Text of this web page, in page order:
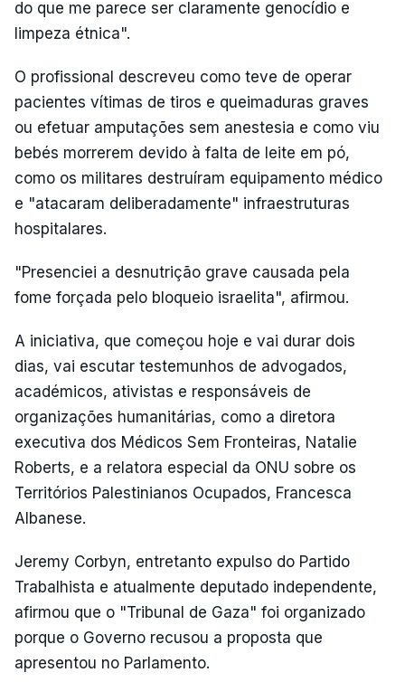
do que me parece ser claramente genocídio e
limpeza étnica".
O profissional descreveu como teve de operar
pacientes vítimas de tiros e queimaduras graves
ou efetuar amputações sem anestesia e como viu
bebés morrerem devido à falta de leite em pó,
como os militares destruíram equipamento médico
e "atacaram deliberadamente" infraestruturas
hospitalares.
"Presenciei a desnutrição grave causada pela
fome forçada pelo bloqueio israelita", afirmou.
A iniciativa, que começou hoje e vai durar dois
dias, vai escutar testemunhos de advogados,
académicos, ativistas e responsáveis de
organizações humanitárias, como a diretora
executiva dos Médicos Sem Fronteiras, Natalie
Roberts, e a relatora especial da ONU sobre os
Territórios Palestinianos Ocupados, Francesca
Albanese.
Jeremy Corbyn, entretanto expulso do Partido
Trabalhista e atualmente deputado independente,
afirmou que o "Tribunal de Gaza" foi organizado
porque o Governo recusou a proposta que
apresentou no Parlamento.